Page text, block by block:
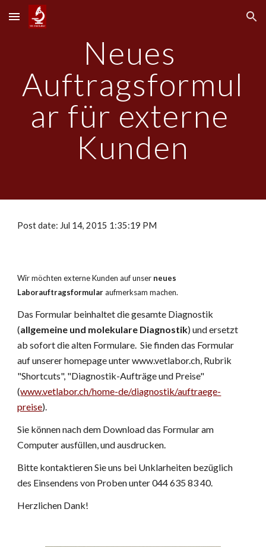
Skip to main content Skip to navigation
Neues
Auftragsformul
ar für externe
Kunden
Post date: Jul 14, 2015 1:35:19 PM
Wir möchten externe Kunden auf unser neues
Laborauftragsformular aufmerksam machen.
Das Formular beinhaltet die gesamte Diagnostik
(allgemeine und molekulare Diagnostik) und ersetzt
ab sofort die alten Formulare.  Sie finden das Formular
auf unserer homepage unter www.vetlabor.ch, Rubrik
"Shortcuts", "Diagnostik-Aufträge und Preise"
(www.vetlabor.ch/home-de/diagnostik/auftraege-
preise).
Sie können nach dem Download das Formular am
Computer ausfüllen, und ausdrucken.
Bitte kontaktieren Sie uns bei Unklarheiten bezüglich
des Einsendens von Proben unter 044 635 83 40.
Herzlichen Dank!